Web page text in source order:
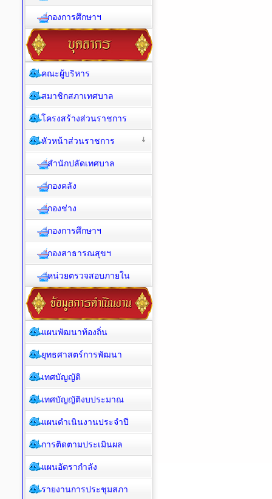
กองการศึกษาฯ
คณะผู้บริหาร
สมาชิกสภาเทศบาล
โครงสร้างส่วนราชการ
หัวหน้าส่วนราชการ
สำนักปลัดเทศบาล
กองคลัง
กองช่าง
กองการศึกษาฯ
กองสาธารณสุขฯ
หน่วยตรวจสอบภายใน
แผนพัฒนาท้องถิ่น
ยุทธศาสตร์การพัฒนา
เทศบัญญัติ
เทศบัญญัติงบประมาณ
แผนดำเนินงานประจำปี
การติดตามประเมินผล
แผนอัตรากำลัง
รายงานการประชุมสภา